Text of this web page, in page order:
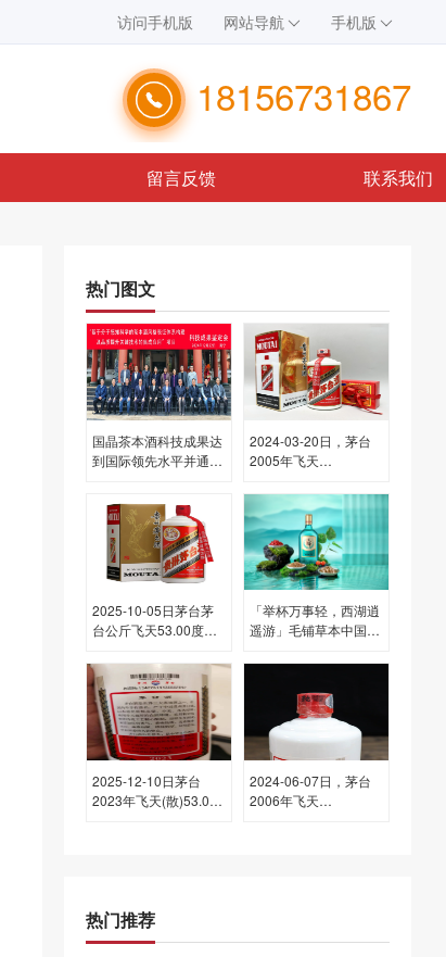
访问手机版 网站导航 手机版
18156731867
留言反馈 联系我们
热门图文
国晶茶本酒科技成果达
到国际领先水平并通过
2024-03-20日，茅台
2005年飞天
每瓶的价格是多少呢？
2025-10-05日茅台茅
台公斤飞天53.00度酒
跌 20元
「举杯万事轻，西湖逍
遥游」毛铺草本中国行
2025-12-10日茅台
2023年飞天(散)53.00
2024-06-07日，茅台
2006年飞天
热门推荐